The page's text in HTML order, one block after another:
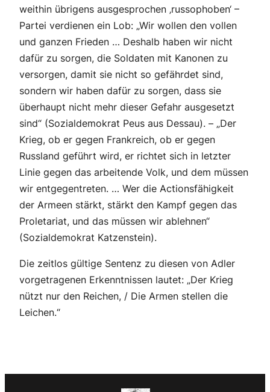
weithin übrigens ausgesprochen ‚russophoben‘ –
Partei verdienen ein Lob: „Wir wollen den vollen
und ganzen Frieden … Deshalb haben wir nicht
dafür zu sorgen, die Soldaten mit Kanonen zu
versorgen, damit sie nicht so gefährdet sind,
sondern wir haben dafür zu sorgen, dass sie
überhaupt nicht mehr dieser Gefahr ausgesetzt
sind“ (Sozialdemokrat Peus aus Dessau). – „Der
Krieg, ob er gegen Frankreich, ob er gegen
Russland geführt wird, er richtet sich in letzter
Linie gegen das arbeitende Volk, und dem müssen
wir entgegentreten. … Wer die Actionsfähigkeit
der Armeen stärkt, stärkt den Kampf gegen das
Proletariat, und das müssen wir ablehnen“
(Sozialdemokrat Katzenstein).
Die zeitlos gültige Sentenz zu diesen von Adler
vorgetragenen Erkenntnissen lautet: „Der Krieg
nützt nur den Reichen, / Die Armen stellen die
Leichen.“